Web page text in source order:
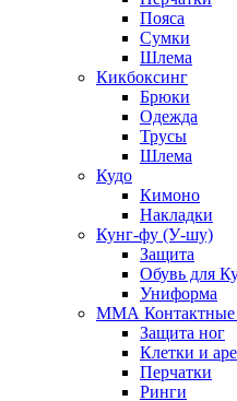
Пояса
Сумки
Шлема
Кикбоксинг
Брюки
Одежда
Трусы
Шлема
Кудо
Кимоно
Накладки
Кунг-фу (У-шу)
Защита
Обувь для
Униформа
ММА Контактные
Защита ног
Клетки и
Перчатки
Ринги